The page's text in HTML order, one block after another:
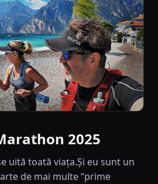
2025
uită toată viața.Și eu sunt un
de mai multe “prime